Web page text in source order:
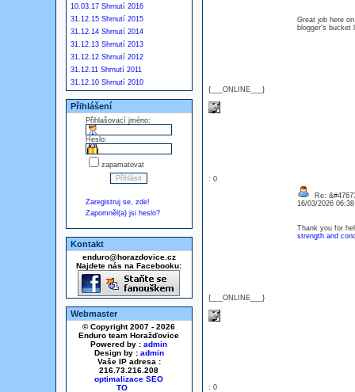
10.03.17 Shrnutí 2016
31.12.15 Shrnutí 2015
31.12.14 Shrnutí 2014
31.12.13 Shrnutí 2013
31.12.12 Shrnutí 2012
31.12.11 Shrnutí 2011
31.12.10 Shrnutí 2010
Přihlášení
Přihlašovací jméno:
Heslo:
zapamatovat
Zaregistruj se, zde!
Zapomněl(a) jsi heslo?
Kontakt
enduro@horazdovice.cz
Najdete nás na Facebooku:
Webmaster
© Copyright 2007 - 2026
Enduro team Horažďovice
Powered by : admin
Design by : admin
Vaše IP adresa :
216.73.216.208
optimalizace SEO
{___ONLINE___}
Great job here
blogger's
: 0
{___ONLINE___}
Re:
16/03/2026
Thank you for
strength and
: 0